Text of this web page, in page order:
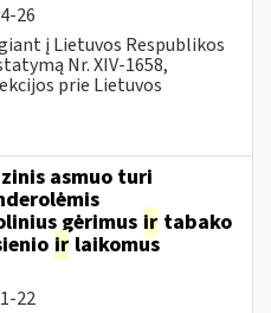
26
į Lietuvos Respublikos
Nr. XIV-1658,
prie Lietuvos
asmuo turi
gėrimus ir tabako
ir laikomus
22